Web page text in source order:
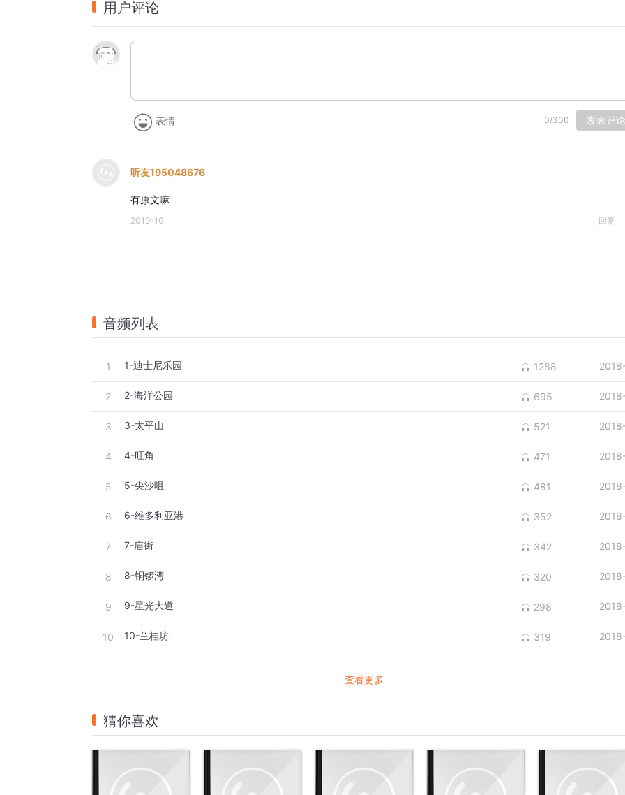
不要只为了买买买
靠物质是拥有填不满的
还是要给灵魂找个愉悦的地方
用户评论
表情 0/300 发表评论
听友195048676
有原文嘛
2019-10 回复
音频列表
1 1-迪士尼乐园 1288
2 2-海洋公园 695
3 3-太平山 521
4 4-旺角 471
5 5-尖沙咀 481
6 6-维多利亚港 352
7 7-庙街 342
8 8-铜锣湾 320
9 9-星光大道 298
10 10-兰桂坊 319
查看更多
猜你喜欢